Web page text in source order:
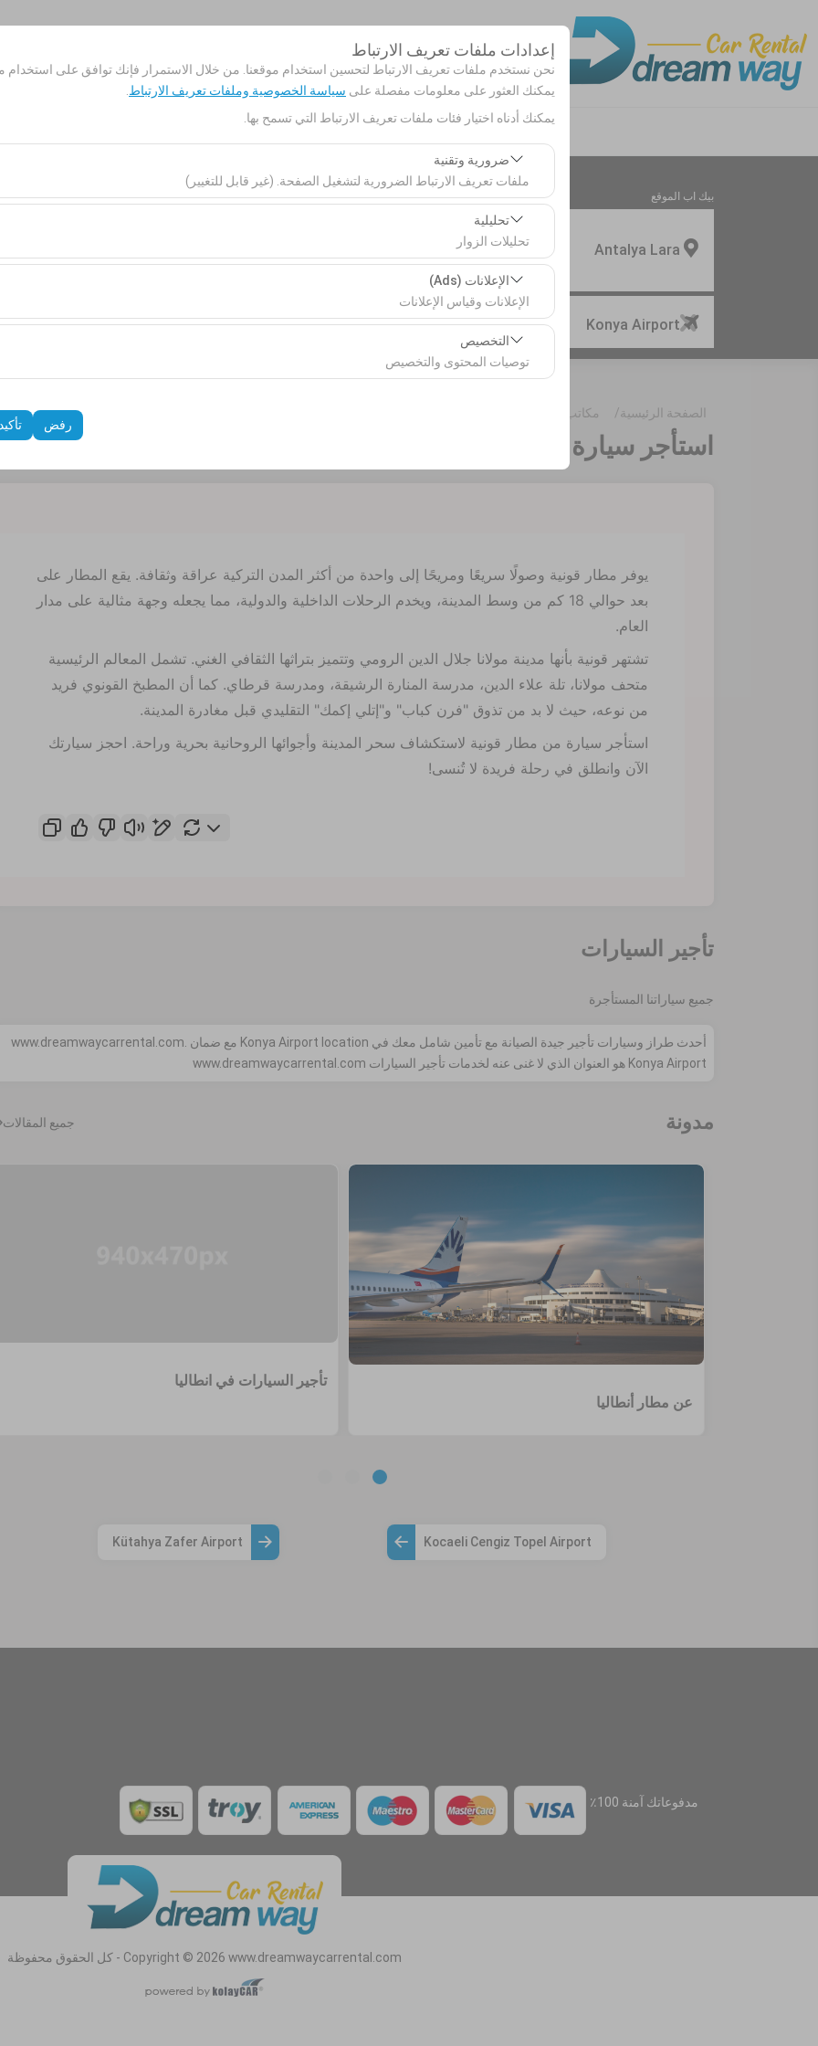
إعدادات ملفات تعريف الارتباط
نحن نستخدم ملفات تعريف الارتباط لتحسين استخدام موقعنا. من خلال الاستمرار فإنك توافق على استخدام
يمكنك العثور على معلومات مفصلة على سياسة الخصوصية وملفات تعريف الارتباط
يمكنك أدناه اختيار فئات ملفات تعريف الارتباط التي تسمح بها.
ضرورية وتقنية
ملفات تعريف الارتباط الضرورية لتشغيل الصفحة. (غير قابل للتغيير)
تعد ملفات تعريف الارتباط هذه ضرورية لعمل الموقع بشكل صحيح، والأمان، وإدارة الجلسات، والوظائف
تحليلية
تحليلات الزوار
تتيح لنا ملفات تعريف الارتباط هذه تحليل كيفية استخدام موقعنا (عدد الزوار، الصفحات الأكثر زيارة،
هذه البيانات لقياس أداء الموقع وتحسين تجربة المستخدم بشكل مستمر.
الإعلانات (Ads)
الإعلانات وقياس الإعلانات
تتيح لنا ملفات تعريف الارتباط هذه عرض إعلانات مخصصة تتناسب مع اهتماماتك وقياس فعالية حملاتنا
معدل النقر).
التخصيص
توصيات المحتوى والتخصيص
رفض
بيك اب الموقع
تحديد موقع مختلف الانزال
Konya Airport
تاريخ الالتقاط والوقت تاريخ العودة والوقت
الصفحة الرئيسية مكاتب
استأجر سيارة من مطار قونية مع تسليم سريع وأسعار معقولة!
يوفر مطار قونية وصولًا سريعًا ومريحًا إلى واحدة من أكثر المدن التركية عراقة وثقافة. يقع المطار على
بعد حوالي 18 كم من وسط المدينة، ويخدم الرحلات الداخلية والدولية، مما يجعله وجهة مثالية على مدار
العام.
تشتهر قونية بأنها مدينة مولانا جلال الدين الرومي وتتميز بتراثها الثقافي الغني. تشمل المعالم الرئيسية
متحف مولانا، تلة علاء الدين، مدرسة المنارة الرشيقة، ومدرسة قرطاي. كما أن المطبخ القونوي فريد
من نوعه، حيث لا بد من تذوق "فرن كباب" و"إتلي إكمك" التقليدي قبل مغادرة المدينة.
استأجر سيارة من مطار قونية لاستكشاف سحر المدينة وأجوائها الروحانية بحرية وراحة. احجز سيارتك
الآن وانطلق في رحلة فريدة لا تُنسى!
تأجير السيارات
جميع سياراتنا المستأجرة
أحدث طراز وسيارات تأجير جيدة الصيانة مع تأمين شامل معك في Konya Airport location مع ضمان www.dreamwaycarrental.com.
Konya Airport هو العنوان الذي لا غنى عنه لخدمات تأجير السيارات www.dreamwaycarrental.com
مدونة جميع المقالات
عن مطار أنطاليا
تأجير السيارات في انطاليا
Kocaeli Cengiz Topel Airport
Kütahya Zafer Airport
مدفوعاتك آمنة 100٪
Copyright © 2026 www.dreamwaycarrental.com - كل الحقوق محفوظة